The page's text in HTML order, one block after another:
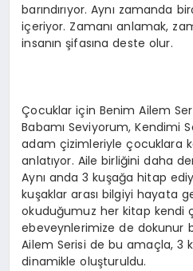
barındırıyor. Aynı zamanda
içeriyor. Zamanı anlamak,
insanın şifasına deste olur.
Çocuklar için Benim Ailem
Babamı Seviyorum, Kendimi
adam çizimleriyle çocuklara
anlatıyor. Aile birliğini daha
Aynı anda 3 kuşağa hitap
kuşaklar arası bilgiyi hayata
okuduğumuz her kitap kendi
ebeveynlerimize de dokunur
Ailem Serisi de bu amaçla, 3
dinamikle oluşturuldu.